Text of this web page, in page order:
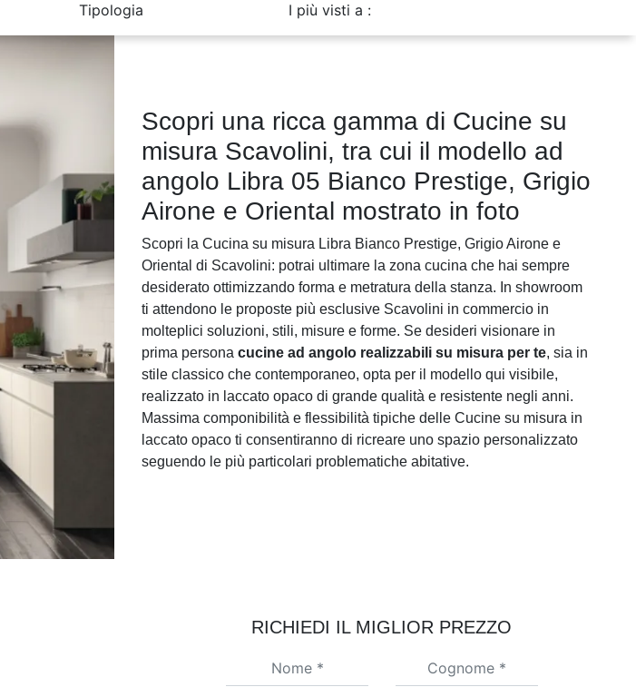
Tipologia I più visti a :
Scopri una ricca gamma di Cucine su
misura Scavolini, tra cui il modello ad
angolo Libra 05 Bianco Prestige, Grigio
Airone e Oriental mostrato in foto
Scopri la Cucina su misura Libra Bianco Prestige, Grigio Airone e
Oriental di Scavolini: potrai ultimare la zona cucina che hai sempre
desiderato ottimizzando forma e metratura della stanza. In showroom
ti attendono le proposte più esclusive Scavolini in commercio in
molteplici soluzioni, stili, misure e forme. Se desideri visionare in
prima persona cucine ad angolo realizzabili su misura per te, sia in
stile classico che contemporaneo, opta per il modello qui visibile,
realizzato in laccato opaco di grande qualità e resistente negli anni.
Massima componibilità e flessibilità tipiche delle Cucine su misura in
laccato opaco ti consentiranno di ricreare uno spazio personalizzato
seguendo le più particolari problematiche abitative.
RICHIEDI IL MIGLIOR PREZZO